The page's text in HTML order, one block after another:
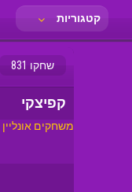
קטגוריות
שחקו 831
קפיצקי
משחקים אונליין